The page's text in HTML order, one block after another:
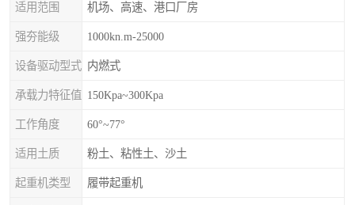
适用范围 机场、高速、港口厂房
强夯能级 1000kn.m-25000
设备驱动型式 内燃式
承载力特征值 150Kpa~300Kpa
工作角度 60°~77°
适用土质 粉土、粘性土、沙土
起重机类型 履带起重机